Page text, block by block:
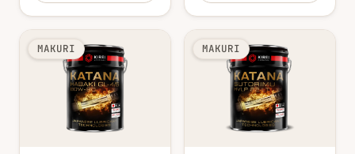
MAKURI MAKURI